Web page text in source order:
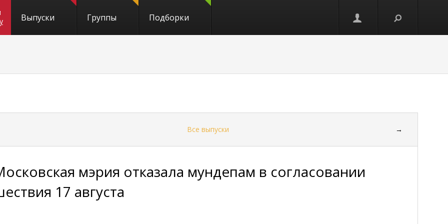
Выпуски Группы Подборки
Все выпуски →
мэрия отказала мундепам в согласовании
17 августа